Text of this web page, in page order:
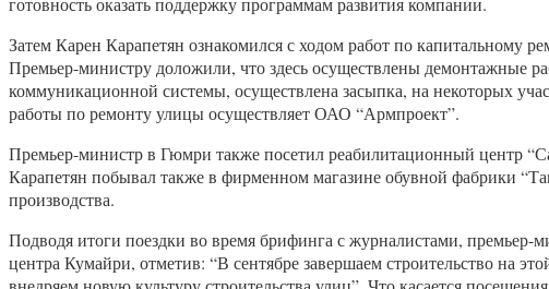
Затем Карен Карапетян ознакомился с ходом работ по капитальному
Премьер-министру доложили, что здесь осуществлены демонтажные
коммуникационной системы, осуществлена засыпка, на некоторых
работы по ремонту улицы осуществляет ОАО “Армпроект”.
Премьер-министр в Гюмри также посетил реабилитационный центр
Карапетян побывал также в фирменном магазине обувной фабрики
производства.
Подводя итоги поездки во время брифинга с журналистами, премьер-
центра Кумайри, отметив: “В сентябре завершаем строительство на